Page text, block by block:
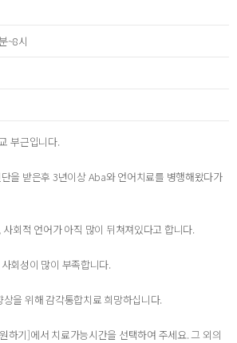
~8시
부근입니다.
을 받은후 3년이상 Aba와 언어치료를 병행해왔다가
회적 언어가 아직 많이 뒤쳐져있다고 합니다.
회성이 많이 부족합니다.
을 위해 감각통합치료 희망하십니다.
하기]에서 치료가능시간을 선택하여 주세요. 그 외의